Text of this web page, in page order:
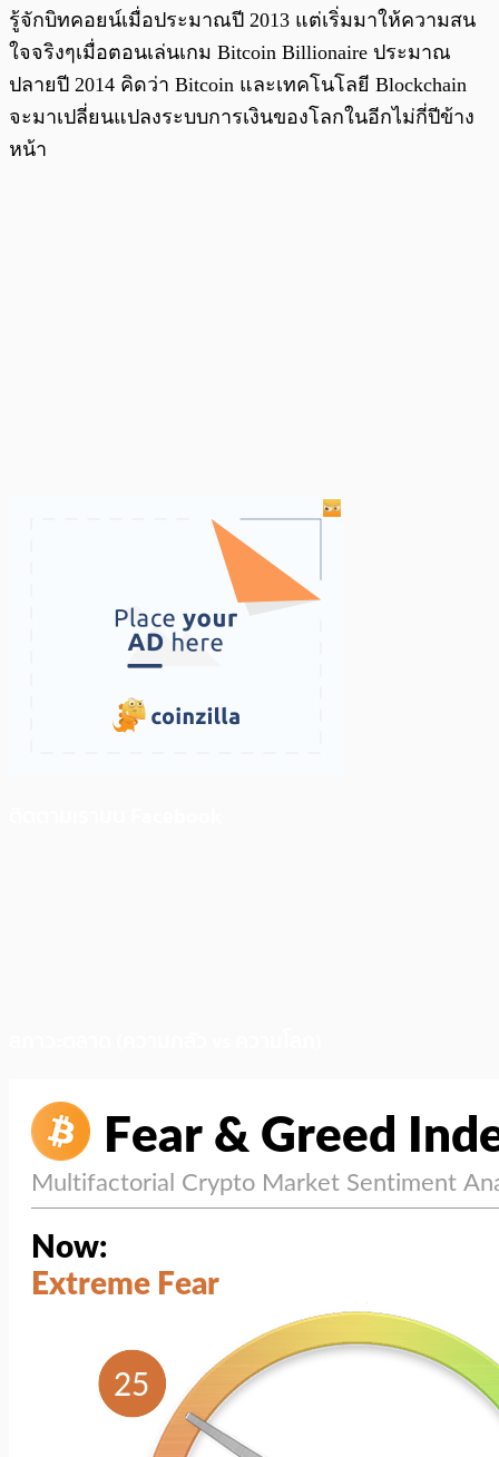
รู้จักบิทคอยน์เมื่อประมาณปี 2013 แต่เริ่มมาให้ความสน
ใจจริงๆเมื่อตอนเล่นเกม Bitcoin Billionaire ประมาณ
ปลายปี 2014 คิดว่า Bitcoin และเทคโนโลยี Blockchain
จะมาเปลี่ยนแปลงระบบการเงินของโลกในอีกไม่กี่ปีข้าง
หน้า